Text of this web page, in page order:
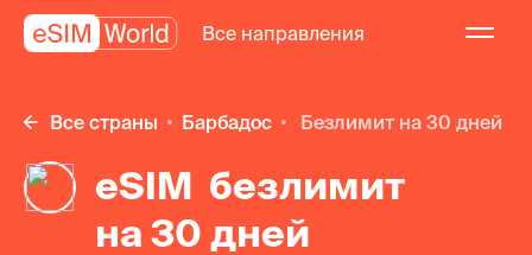
Все направления
Все страны Барбадос безлимит на 30 дней
eSIM безлимит
на 30 дней